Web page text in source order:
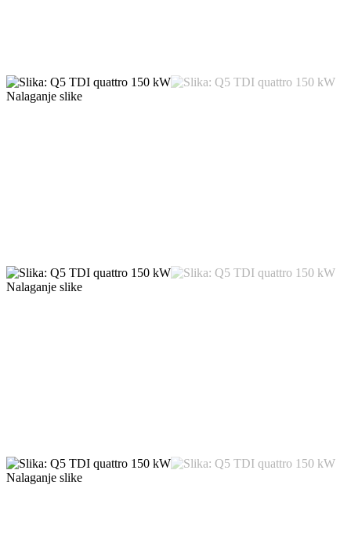
Nalaganje slike
Nalaganje slike
Nalaganje slike